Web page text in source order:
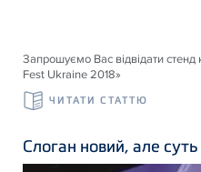
Запрошуємо Вас відвідати стенд
Fest Ukraine 2018»
ЧИТАТИ СТАТТЮ
Слоган новий, але суть